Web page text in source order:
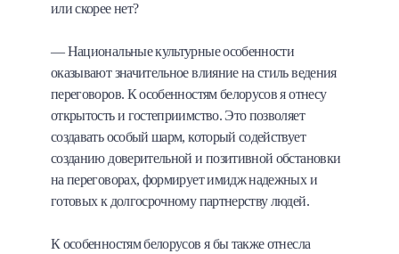
или скорее нет?
— Национальные культурные особенности
оказывают значительное влияние на стиль ведения
переговоров. К особенностям белорусов я отнесу
открытость и гостеприимство. Это позволяет
создавать особый шарм, который содействует
созданию доверительной и позитивной обстановки
на переговорах, формирует имидж надежных и
готовых к долгосрочному партнерству людей.
К особенностям белорусов я бы также отнесла